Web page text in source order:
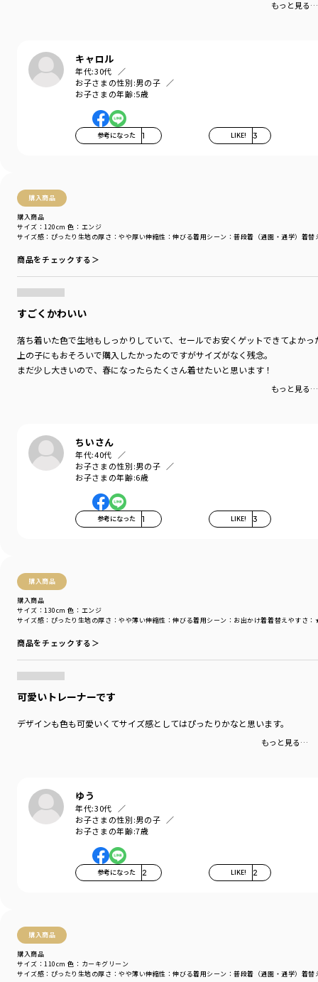
もっと見る…
キャロル
年代:30代
お子さまの性別:男の子
お子さまの年齢:5歳
参考になった 1 LIKE! 3
購入商品
購入商品
サイズ感 ：ぴったり 生地の厚さ ：やや厚い伸縮性 ：伸びる着用シーン ：普段着（通園・通学） 着替
サイズ：120cm 色：エンジ
商品をチェックする＞
すごくかわいい
落ち着いた色で生地もしっかりしていて、セールでお安くゲットできてよかっ
上の子にもおそろいで購入したかったのですがサイズがなく残念。
まだ少し大きいので、春になったらたくさん着せたいと思います！
もっと見る…
ちいさん
年代:40代
お子さまの性別:男の子
お子さまの年齢:6歳
参考になった 1 LIKE! 3
購入商品
購入商品
サイズ感 ：ぴったり 生地の厚さ ：やや薄い伸縮性 ：伸びる着用シーン ：お出かけ着着替えやすさ
サイズ：130cm 色：エンジ
商品をチェックする＞
可愛いトレーナーです
デザインも色も可愛いくてサイズ感としてはぴったりかなと思います。
もっと見る…
ゆう
年代:30代
お子さまの性別:男の子
お子さまの年齢:7歳
参考になった 2 LIKE! 2
購入商品
購入商品
サイズ感 ：ぴったり 生地の厚さ ：やや薄い伸縮性 ：伸びる着用シーン ：普段着（通園・通学） 着替
サイズ：110cm 色：カーキグリーン
ブランド ／branshes
／アウトレット
／ ブルー
BOY
／11-2304-390